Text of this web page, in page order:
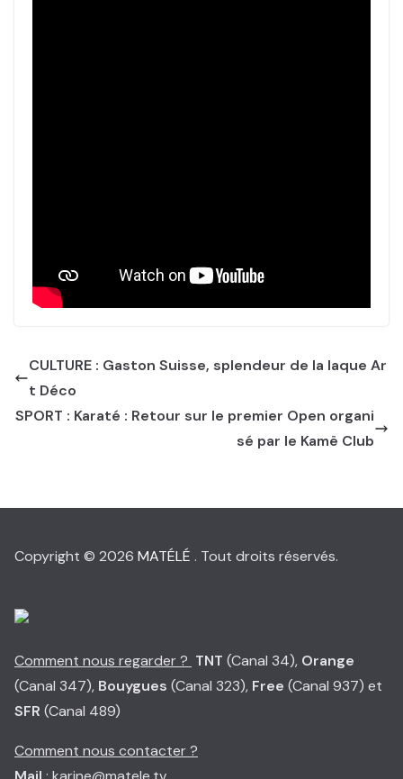
CULTURE : Gaston Suisse, splendeur de la laque Ar
t Déco
SPORT : Karaté : Retour sur le premier Open organi
sé par le Kamë Club
Copyright © 2026 MATÉLÉ . Tout droits réservés.
Comment nous regarder ? TNT (Canal 34), Orange
(Canal 347), Bouygues (Canal 323), Free (Canal 937) et
SFR (Canal 489)
Comment nous contacter ?